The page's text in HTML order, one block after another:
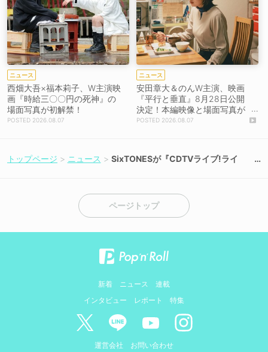
ニュース
西畑大吾×福本莉子、W主演映
画『時給三〇〇円の死神』の
場面写真が初解禁！
2026.08.07
ニュース
安田章大＆のんW主演、映画
『平行と垂直』8月28日公開
決定！本編映像と場面写真が
初解禁！2026.08.07
トップページ ニュース
SixTONESが『CDTVライブ!ライ
ページトップ
新着 ニュース
連載
インタビュー
レポート 特集
運営会社 お問い合わせ